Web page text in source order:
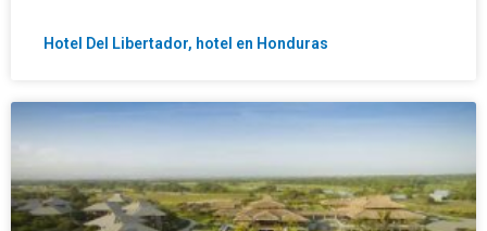
Hotel Del Libertador, hotel en Honduras